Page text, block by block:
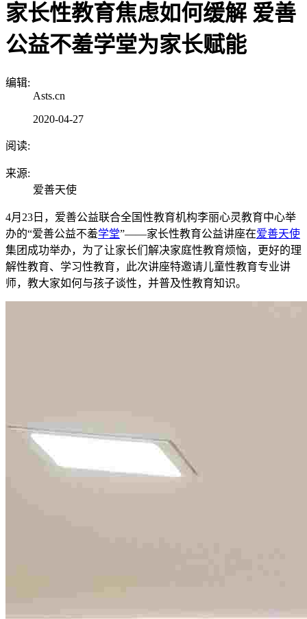
家长性教育焦虑如何缓解 爱善
公益不羞学堂为家长赋能
编辑:
Asts.cn
2020-04-27
阅读:
来源:
爱善天使
4月23日，爱善公益联合全国性教育机构李丽心灵教育中心举
办的“爱善公益不羞学堂”——家长性教育公益讲座在爱善天使
集团成功举办，为了让家长们解决家庭性教育烦恼，更好的理
解性教育、学习性教育，此次讲座特邀请儿童性教育专业讲
师，教大家如何与孩子谈性，并普及性教育知识。